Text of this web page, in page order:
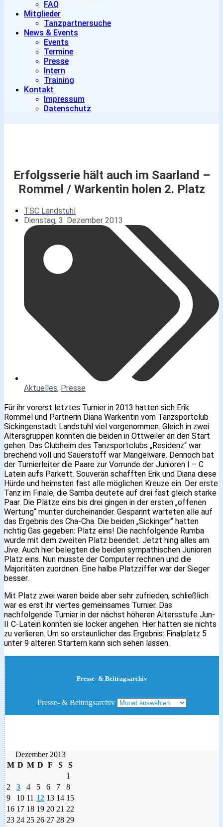
FAQ
Mitglieder
Tanzpartnersuche
News & Events
Events
Termine
Presse
Intern
Training
Kontakt
Impressum
Datenschutz
Erfolgsserie hält auch im Saarland –
Rommel / Warkentin holen 2. Platz
TSC Landstuhl
Dienstag, 3. Dezember 2013
Aktuelles, Presse
Für ihr vorerst letztes Turnier in 2013 hatten sich Erik
Rommel und Partnerin Diana Warkentin vom Tanzsportclub
Sickingenstadt Landstuhl viel vorgenommen. Gleich in zwei
Altersgruppen konnten die beiden in Ottweiler an den Start
gehen. Das Clubheim des Tanzsportclubs „Residenz“ war
brechend voll und Sauerstoff war Mangelware. Dennoch bat
der Turnierleiter die Paare zur Vorrunde der Junioren I – C
Latein aufs Parkett. Souverän schafften Erik und Diana diese
Hürde und heimsten fast alle möglichen Kreuze ein. Der erste
Tanz im Finale, die Samba deutete auf drei fast gleich starke
Paar. Die Plätze eins bis drei gingen in der ersten „offenen
Wertung“ munter durcheinander. Gespannt warteten alle auf
das Ergebnis des Cha-Cha. Die beiden „Sickinger“ hatten
richtig Gas gegeben: Platz eins! Die nachfolgende Rumba
wurde mit dem zweiten Platz beendet. Jetzt hing alles am
Jive. Auch hier belegten die beiden sympathischen Junioren
Platz eins. Nun musste der Computer rechnen und die
Majoritäten zuordnen. Eine halbe Platzziffer war der Sieger
besser.
Mit Platz zwei waren beide aber sehr zufrieden, schließlich
war es erst ihr viertes gemeinsames Turnier. Das
nachfolgende Turnier in der nächst höheren Altersstufe Jun-
II C-Latein konnten sie locker angehen. Hier hatten sie nichts
zu verlieren. Um so erstaunlicher das Ergebnis: Finalplatz 5
unter 9 älteren Startern kann sich sehen lassen.
Presse- & Beitragsarchiv
Presse- & Beitragsarchiv
Dezember 2013
M D M D F S
S
1
2
3 4 5 6 7
8
9
10 11 12 13 14 15
16 17 18 19 20 21 22
23 24 25 26 27 28 29